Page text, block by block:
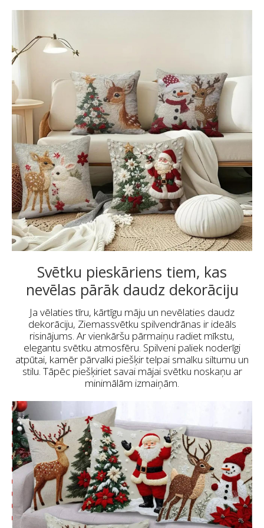
Svētku pieskāriens tiem, kas
nevēlas pārāk daudz dekorāciju
Ja vēlaties tīru, kārtīgu māju un nevēlaties daudz
dekorāciju, Ziemassvētku spilvendrānas ir ideāls
risinājums. Ar vienkāršu pārmaiņu radiet mīkstu,
elegantu svētku atmosfēru. Spilveni paliek noderīgi
atpūtai, kamēr pārvalki piešķir telpai smalku siltumu un
stilu. Tāpēc piešķiriet savai mājai svētku noskaņu ar
minimālām izmaiņām.